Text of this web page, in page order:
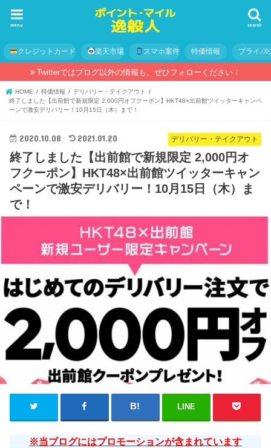
search
menu
クレジットカード 楽天市場 スマホ案件 特価情報 プライバ
Twitterではブログ以外の情報も。ぜひフォローください！
HOME 特価情報
デリバリー・テイクアウト
終了しました【出前館で新規限定 2,000円オフクーポン】HKT48×出前館ツイッターキャンペ
ーンで激安デリバリー！10月15日（木）まで！
デリバリー・テイクアウト
2020.10.08 2021.01.20
終了しました【出前館で新規限定 2,000円オ
フクーポン】HKT48×出前館ツイッターキャン
ペーンで激安デリバリー！10月15日（木）ま
で！
LINE
※当ブログにはプロモーションが含まれています